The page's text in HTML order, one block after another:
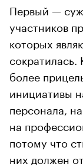
Первый —
участников
которых
более
инициативы
персонала,
на
потому что
них должен